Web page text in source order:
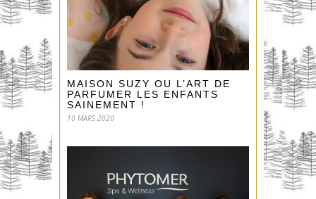
MAISON SUZY OU L’ART DE
PARFUMER LES ENFANTS
SAINEMENT !
10 MARS 2020